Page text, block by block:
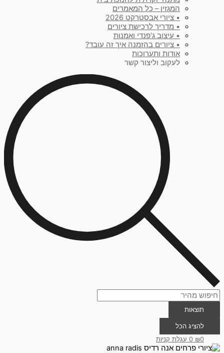
המגזין – כל המאמרים
• ציורי אבסטרקט 2026
• מדריך לרכישת ציורים
• עיצוב ג'פנדי ואמנות
• ציורים בהזמנה איך זה עובד?
אודות ותערוכות
לעקוב וליצור קשר
תוצאות
להציג הכל
₪0
0 עגלת קניות